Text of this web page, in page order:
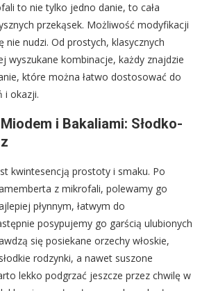
to nie tylko jedno danie, to cała
przekąsek. Możliwość modyfikacji
nie nudzi. Od prostych, klasycznych
wyszukane kombinacje, każdy znajdzie
które można łatwo dostosować do
i okazji.
i Bakaliami: Słodko-
kwintesencją prostoty i smaku. Po
z mikrofali, polewamy go
płynnym, łatwym do
posypujemy go garścią ulubionych
się posiekane orzechy włoskie,
rodzynki, a nawet suszone
lekko podgrzać jeszcze przez chwilę w